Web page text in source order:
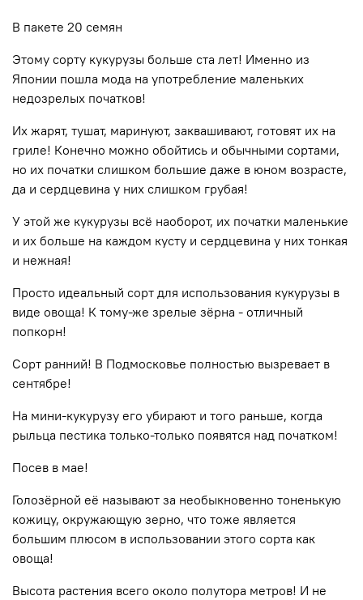
В пакете 20 семян
Этому сорту кукурузы больше ста лет! Именно из
Японии пошла мода на употребление маленьких
недозрелых початков!
Их жарят, тушат, маринуют, заквашивают, готовят их на
гриле! Конечно можно обойтись и обычными сортами,
но их початки слишком большие даже в юном возрасте,
да и сердцевина у них слишком грубая!
У этой же кукурузы всё наоборот, их початки маленькие
и их больше на каждом кусту и сердцевина у них тонкая
и нежная!
Просто идеальный сорт для использования кукурузы в
виде овоща! К тому-же зрелые зёрна - отличный
попкорн!
Сорт ранний! В Подмосковье полностью вызревает в
сентябре!
На мини-кукурузу его убирают и того раньше, когда
рыльца пестика только-только появятся над початком!
Посев в мае!
Голозёрной её называют за необыкновенно тоненькую
кожицу, окружающую зерно, что тоже является
большим плюсом в использовании этого сорта как
овоща!
Высота растения всего около полутора метров! И не